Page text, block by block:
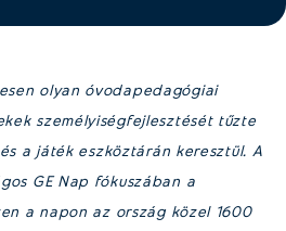
olyan óvodapedagógiai
személyiségfejlesztését tűzte
a játék eszköztárán keresztül. A
GE Nap fókuszában a
a napon az ország közel 1600